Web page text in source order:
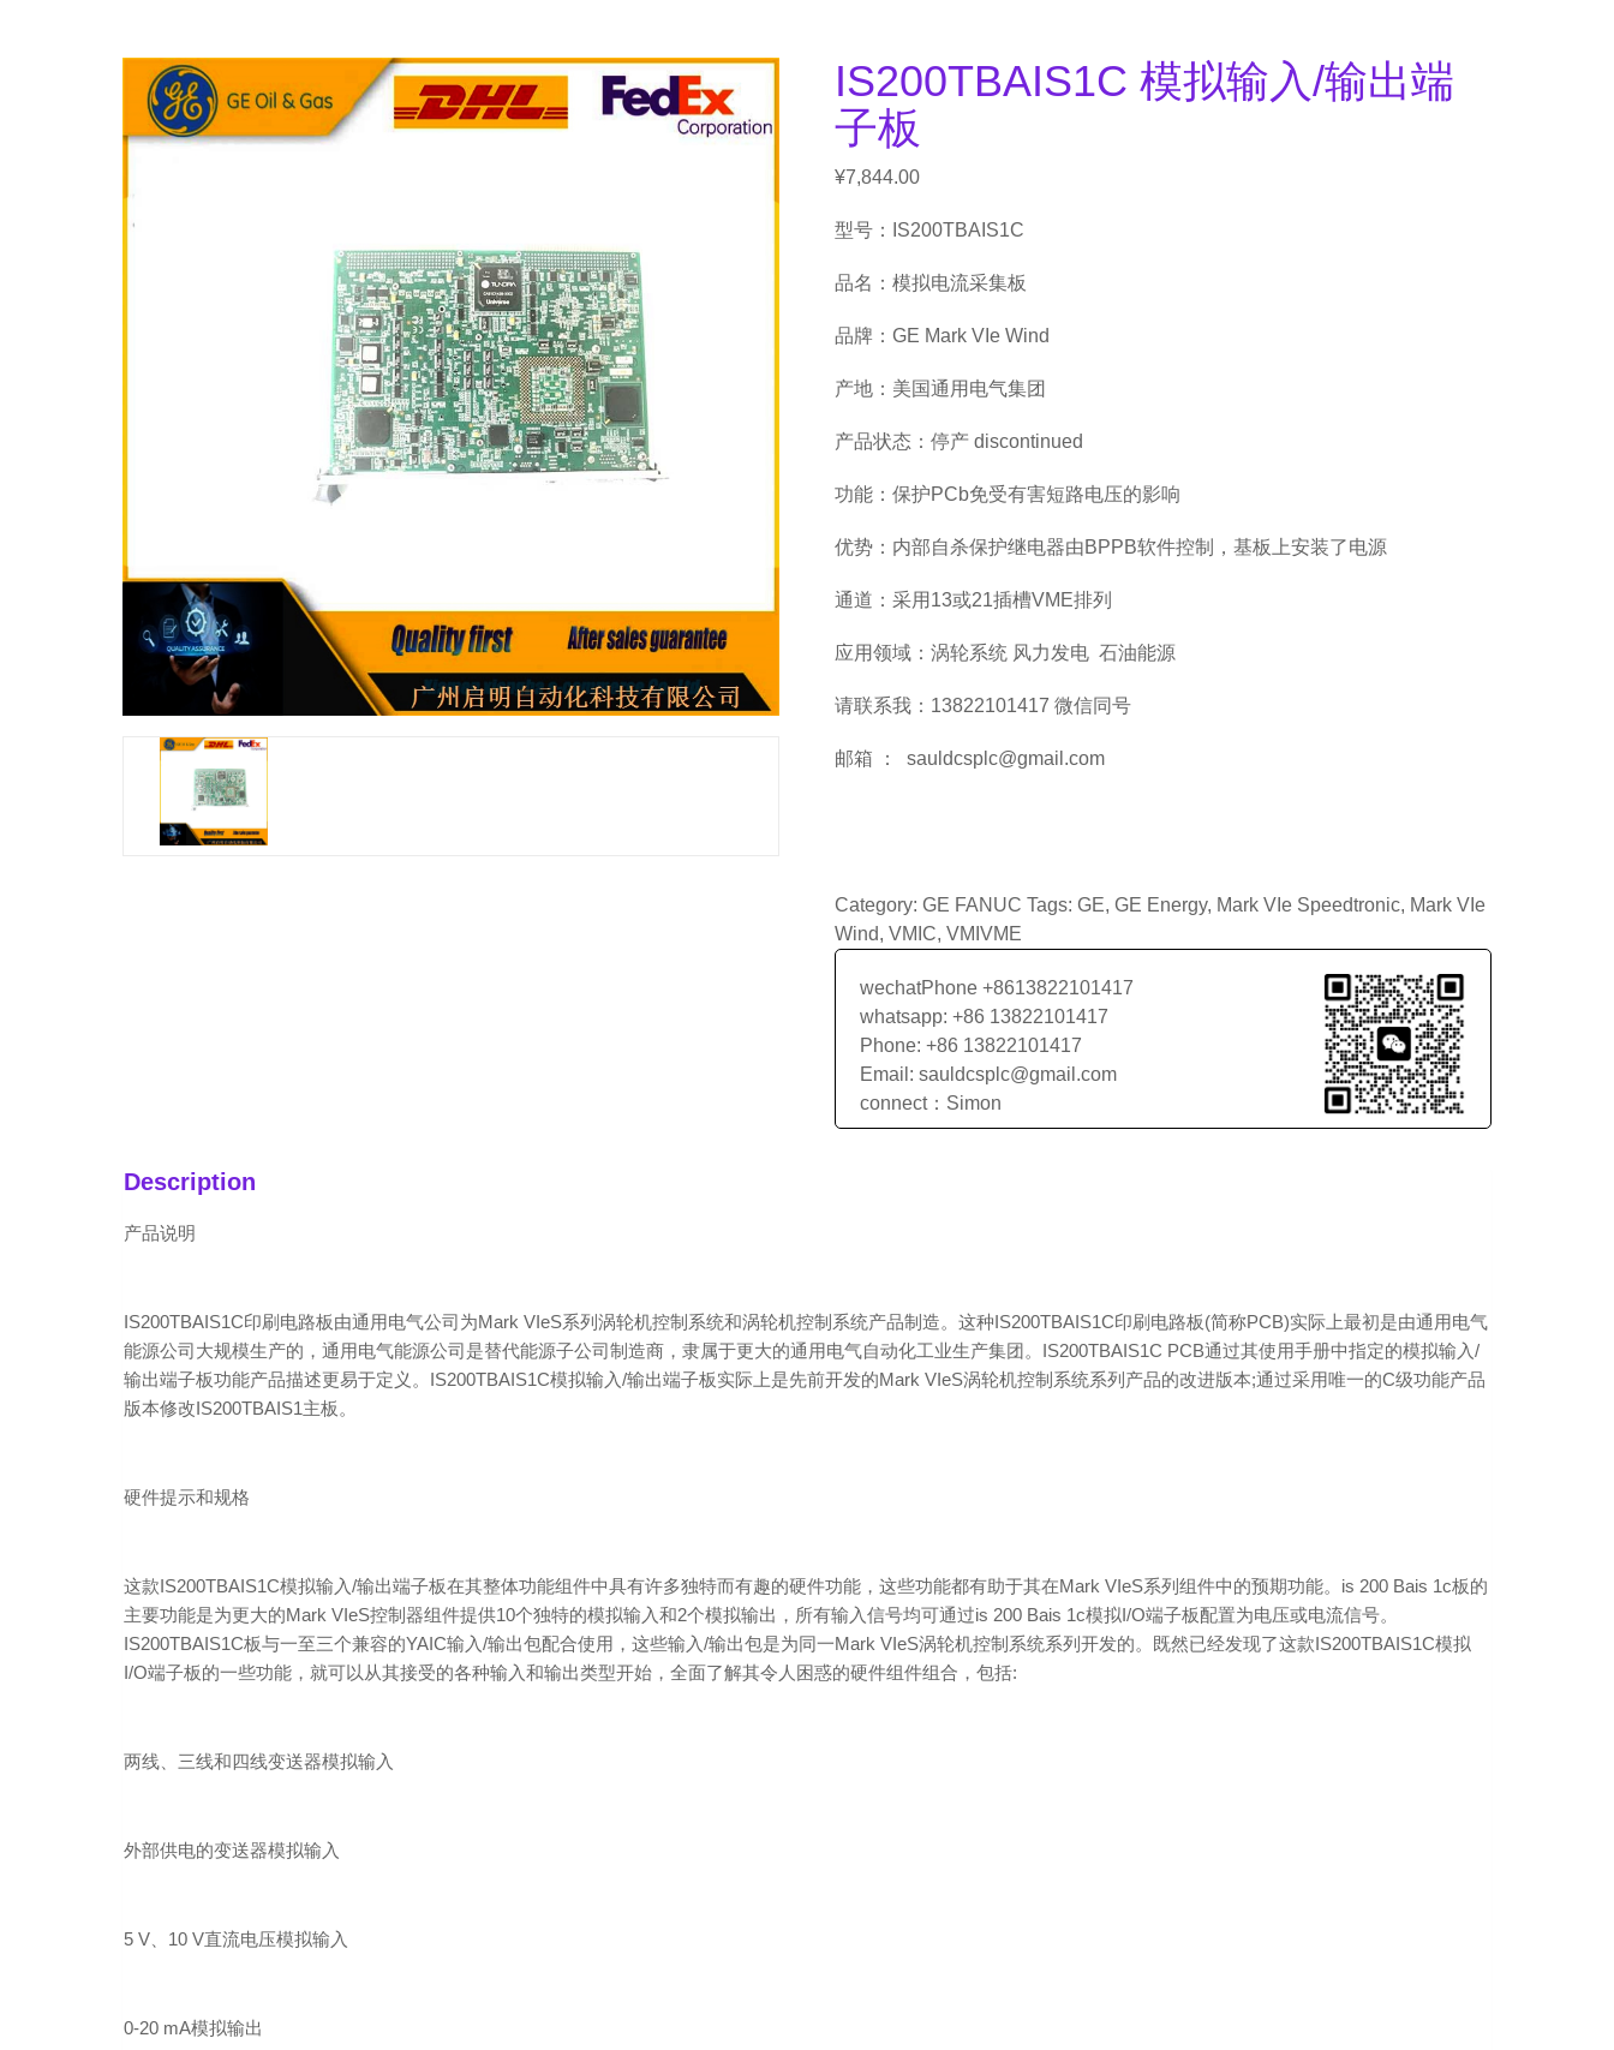
IS200TBAIS1C 模拟输入/输出端
子板
¥7,844.00
型号：IS200TBAIS1C
品名：模拟电流采集板
品牌：GE Mark VIe Wind
产地：美国通用电气集团
产品状态：停产 discontinued
功能：保护PCb免受有害短路电压的影响
优势：内部自杀保护继电器由BPPB软件控制，基板上安装了电源
通道：采用13或21插槽VME排列
应用领域：涡轮系统 风力发电 石油能源
请联系我：13822101417 微信同号
邮箱 ： sauldcsplc@gmail.com
Category: GE FANUC Tags: GE, GE Energy, Mark VIe Speedtronic, Mark VIe
Wind, VMIC, VMIVME
wechatPhone +8613822101417
whatsapp: +86 13822101417
Phone: +86 13822101417
Email: sauldcsplc@gmail.com
connect：Simon
Description
产品说明
IS200TBAIS1C印刷电路板由通用电气公司为Mark VIeS系列涡轮机控制系统和涡轮机控制系统产品制造。这种IS200TBAIS1C印刷电路板(简称PCB)实际上最初是由通用电气
能源公司大规模生产的，通用电气能源公司是替代能源子公司制造商，隶属于更大的通用电气自动化工业生产集团。IS200TBAIS1C PCB通过其使用手册中指定的模拟输入/
输出端子板功能产品描述更易于定义。IS200TBAIS1C模拟输入/输出端子板实际上是先前开发的Mark VIeS涡轮机控制系统系列产品的改进版本;通过采用唯一的C级功能产品
版本修改IS200TBAIS1主板。
硬件提示和规格
这款IS200TBAIS1C模拟输入/输出端子板在其整体功能组件中具有许多独特而有趣的硬件功能，这些功能都有助于其在Mark VIeS系列组件中的预期功能。is 200 Bais 1c板的
主要功能是为更大的Mark VIeS控制器组件提供10个独特的模拟输入和2个模拟输出，所有输入信号均可通过is 200 Bais 1c模拟I/O端子板配置为电压或电流信号。
IS200TBAIS1C板与一至三个兼容的YAIC输入/输出包配合使用，这些输入/输出包是为同一Mark VIeS涡轮机控制系统系列开发的。既然已经发现了这款IS200TBAIS1C模拟
I/O端子板的一些功能，就可以从其接受的各种输入和输出类型开始，全面了解其令人困惑的硬件组件组合，包括:
两线、三线和四线变送器模拟输入
外部供电的变送器模拟输入
5 V、10 V直流电压模拟输入
0-20 mA模拟输出